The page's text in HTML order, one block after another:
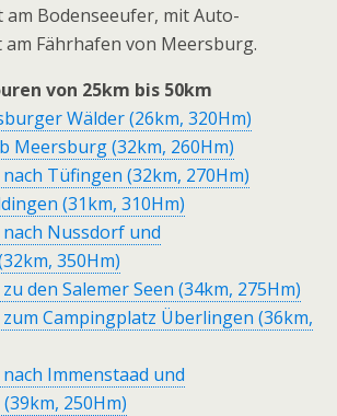
Bodenseeufer, mit Auto-
Fährhafen von Meersburg.
von 25km bis 50km
Wälder (26km, 320Hm)
Meersburg (32km, 260Hm)
Tüfingen (32km, 270Hm)
(31km, 310Hm)
Nussdorf und
350Hm)
den Salemer Seen (34km, 275Hm)
Campingplatz Überlingen (36km,
Immenstaad und
250Hm)